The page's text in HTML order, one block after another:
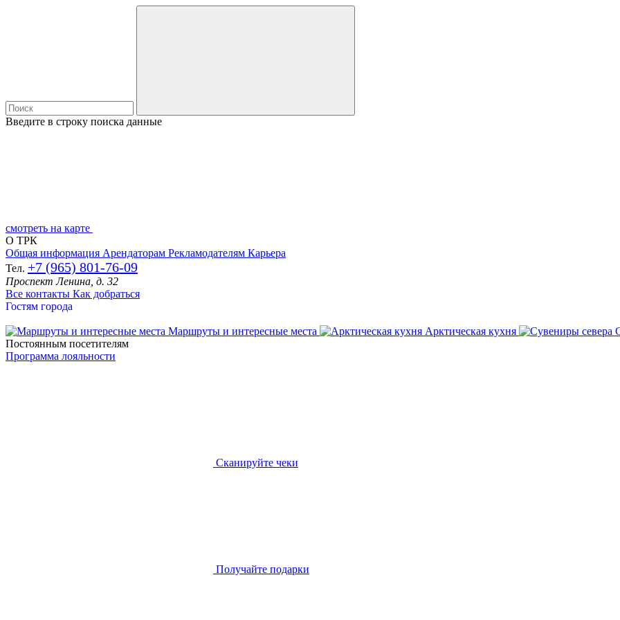
Введите в строку поиска данные
смотреть на карте
О ТРК
Общая информация Арендаторам Рекламодателям Карьера
Тел. +7 (965) 801-76-09
Проспект Ленина, д. 32
Все контакты Как добраться
Гостям города
Маршруты и интересные места Арктическая кухня
Постоянным посетителям
Программа лояльности
Сканируйте чеки
Получайте подарки